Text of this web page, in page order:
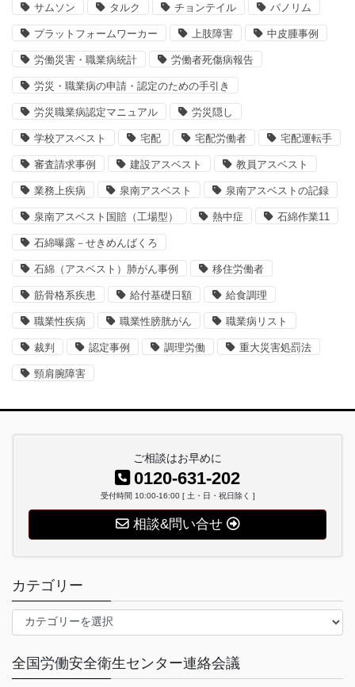
サムソン タルク チョンテイル パノリム
プラットフォームワーカー 上肢障害 中皮腫事例
労働災害・職業病統計 労働者死傷病報告
労災・職業病の申請・認定のための手引き
労災職業病認定マニュアル 労災隠し
学校アスベスト 宅配 宅配労働者 宅配運転手
審査請求事例 建設アスベスト 教員アスベスト
業務上疾病 泉南アスベスト 泉南アスベストの記録
泉南アスベスト国賠（工場型） 熱中症 石綿作業11
石綿曝露－せきめんばくろ
石綿（アスベスト）肺がん事例 移住労働者
筋骨格系疾患 給付基礎日額 給食調理
職業性疾病 職業性膀胱がん 職業病リスト
裁判 認定事例 調理労働 重大災害処罰法
頸肩腕障害
ご相談はお早めに
0120-631-202
受付時間 10:00-16:00 [ 土・日・祝日除く ]
相談&問い合せ
カテゴリー
テ
リ
ー
全国労働安全衛生センター連絡会議